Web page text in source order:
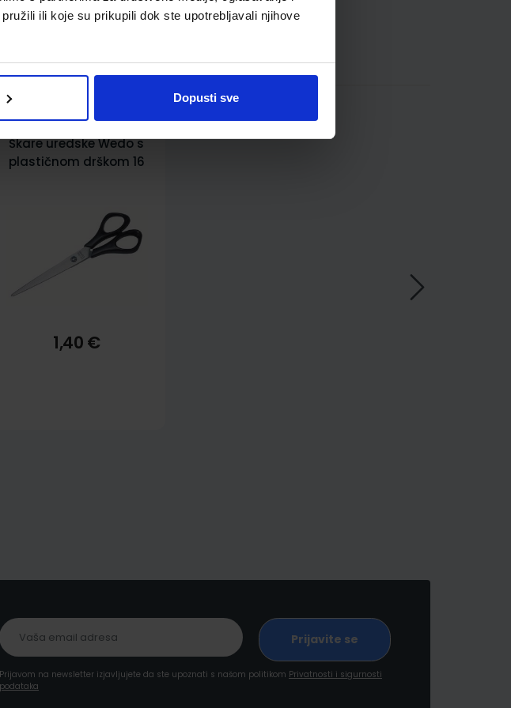
ili koje su prikupili dok ste upotrebljavali njihove
Dopusti sve
Škare uredske Wedo s
plastičnom drškom 16
1,40 €
Prijavom na newsletter izjavljujete da ste upoznati s našom politikom Privatnosti i sigurnosti
podataka